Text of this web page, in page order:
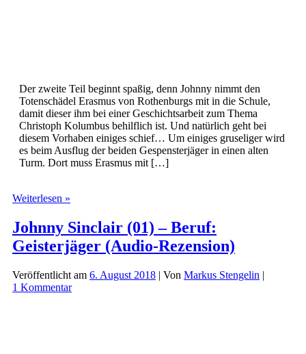
Der zweite Teil beginnt spaßig, denn Johnny nimmt den
Totenschädel Erasmus von Rothenburgs mit in die Schule,
damit dieser ihm bei einer Geschichtsarbeit zum Thema
Christoph Kolumbus behilflich ist. Und natürlich geht bei
diesem Vorhaben einiges schief… Um einiges gruseliger wird
es beim Ausflug der beiden Gespensterjäger in einen alten
Turm. Dort muss Erasmus mit […]
Weiterlesen »
(02)
–
Beruf:
(Teil
2
von
Johnny Sinclair (01) – Beruf:
Geisterjäger (Audio-Rezension)
Veröffentlicht am 6. August 2018 | Von Markus Stengelin |
1 Kommentar